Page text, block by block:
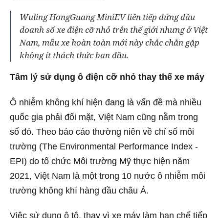
Wuling HongGuang MiniEV liên tiếp đứng đầu
doanh số xe điện cỡ nhỏ trên thế giới nhưng ở Việt
Nam, mẫu xe hoàn toàn mới này chắc chắn gặp
không ít thách thức ban đầu.
Tâm lý sử dụng ô điện cỡ nhỏ thay thế xe máy
Ô nhiễm không khí hiện đang là vấn đề mà nhiều
quốc gia phải đối mặt, Việt Nam cũng nằm trong
số đó. Theo báo cáo thường niên về chỉ số môi
trường (The Environmental Performance Index -
EPI) do tổ chức Môi trường Mỹ thực hiện năm
2021, Việt Nam là một trong 10 nước ô nhiễm môi
trường không khí hàng đầu châu Á.
Việc sử dụng ô tô, thay vì xe máy làm hạn chế tiếp